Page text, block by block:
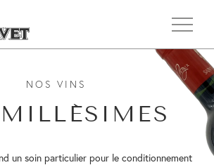
NOS VINS
un soin particulier pour le conditionnement